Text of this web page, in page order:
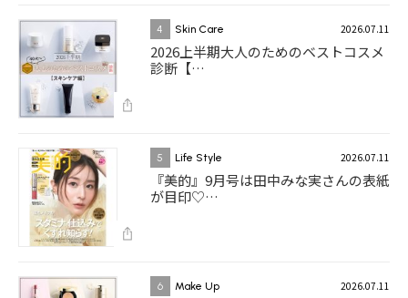
4 Skin Care 2026.07.11
2026上半期大人のためのベストコスメ
診断【…
5 Life Style 2026.07.11
『美的』9月号は田中みな実さんの表紙
が目印♡…
6 Make Up 2026.07.11